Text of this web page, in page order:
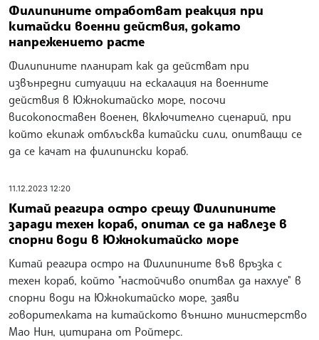
Филипините отработват реакция при
китайски военни действия, докато
напрежението расте
Филипините планират как да действат при
извънредни ситуации на ескалация на военните
действия в Южнокитайско море, посочи
високопоставен военен, включително сценарий, при
който екипаж отблъсква китайски сили, опитващи се
да се качат на филипински кораб.
11.12.2023 12:20
Китай реагира остро срещу Филипините
заради техен кораб, опитал се да навлезе в
спорни води в Южнокитайско море
Китай реагира остро на Филипините във връзка с
техен кораб, който "настойчиво опитвал да нахлуе" в
спорни води на Южнокитайско море, заяви
говорителката на китайското външно министерство
Мао Нин, цитирана от Ройтерс.